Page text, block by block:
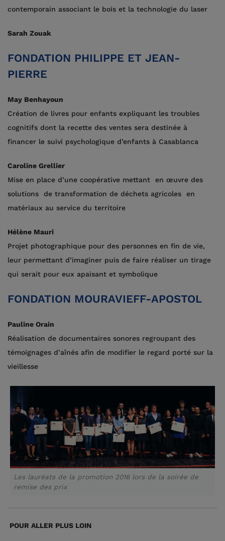
contemporain associant le bois et la technologie du laser
Sarah Zouak
FONDATION PHILIPPE ET JEAN-
PIERRE
May Benhayoun
Création de livres pour enfants expliquant les troubles
cognitifs dont la recette des ventes sera destinée à
financer le suivi psychologique d’enfants à Casablanca
Caroline Grellier
Mise en place d’une coopérative mettant en œuvre des
solutions de transformation de déchets agricoles en
matériaux au service du territoire
Hélène Mauri
Projet photographique pour des personnes en fin de vie,
leur permettant d’imaginer puis de faire réaliser un tirage
qui serait pour eux apaisant et symbolique
FONDATION MOURAVIEFF-APOSTOL
Pauline Orain
Réalisation de documentaires sonores regroupant des
témoignages d’aînés afin de modifier le regard porté sur la
vieillesse
Les lauréats de la promotion 2016 lors de la soirée de
remise des prix
POUR ALLER PLUS LOIN